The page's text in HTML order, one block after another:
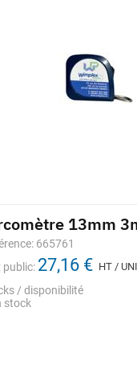
13mm
665761
public: 27,16 € HT /
/ disponibilité
stock